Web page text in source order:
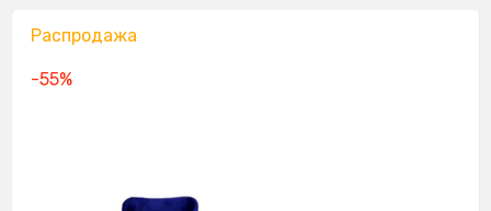
Распродажа
-55%